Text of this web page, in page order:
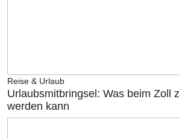
Reise & Urlaub
Urlaubsmitbringsel: Was beim Zoll
werden kann